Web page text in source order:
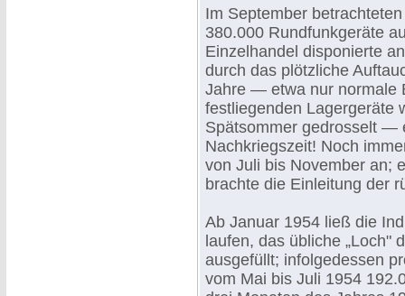
Im September
380.000 Rundfunkgeräte
Einzelhandel disponierte
durch das plötzliche
Jahre — etwa nur normale
festliegenden Lagergeräte
Spätsommer gedrosselt —
Nachkriegszeit! Noch
von Juli bis November an;
brachte die Einleitung der
Ab Januar 1954 ließ die
laufen, das übliche „Loch"
ausgefüllt; infolgedessen
vom Mai bis Juli 1954